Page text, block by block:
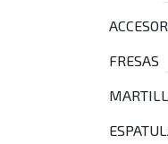
FRESAS